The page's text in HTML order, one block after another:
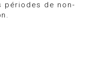
périodes de non-